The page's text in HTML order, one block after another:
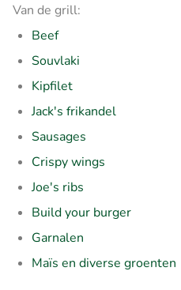
Van de grill:
Beef
Souvlaki
Kipfilet
Jack's frikandel
Sausages
Crispy wings
Joe's ribs
Build your burger
Garnalen
Maïs en diverse groenten